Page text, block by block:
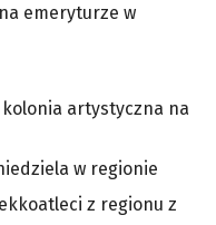
emeryturze w
kolonia artystyczna na
w regionie
z regionu z